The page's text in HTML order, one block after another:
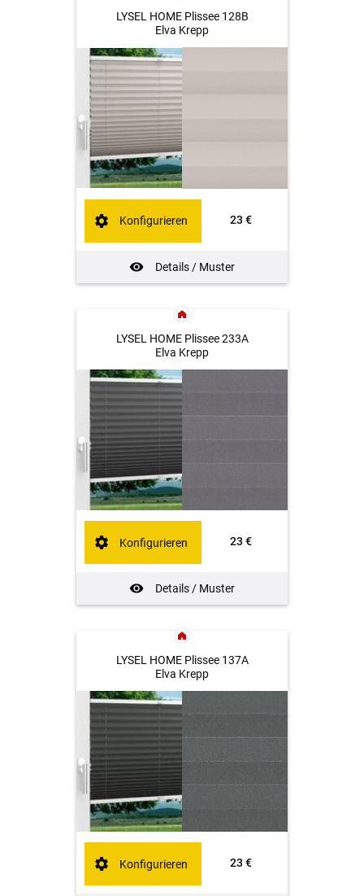
LYSEL HOME Plissee 128B
Elva Krepp
23 €
Details / Muster
Konfigurieren
LYSEL HOME Plissee 233A
Elva Krepp
23 €
Details / Muster
Konfigurieren
LYSEL HOME Plissee 137A
Elva Krepp
23 €
Konfigurieren